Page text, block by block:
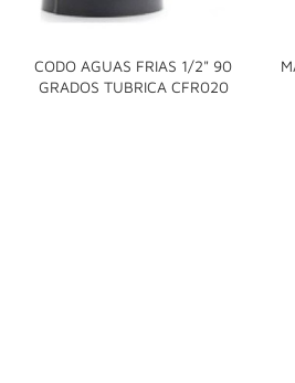
CODO AGUAS FRIAS 1/2" 90
GRADOS TUBRICA CFR020
